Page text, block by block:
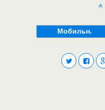
Мобильн.